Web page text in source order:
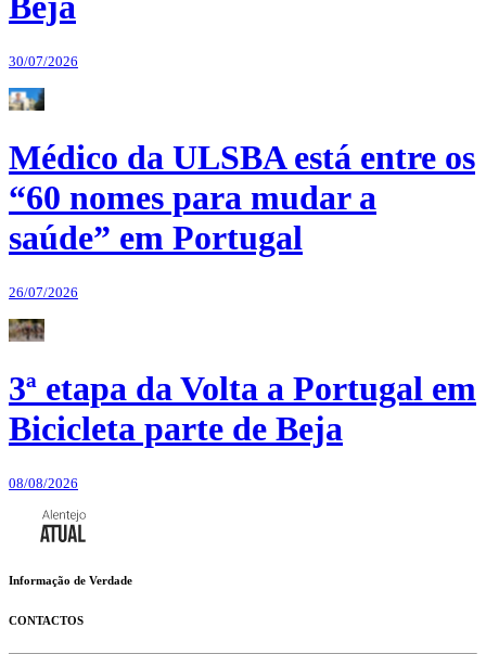
30/07/2026
Médico da ULSBA está entre os
“60 nomes para mudar a
saúde” em Portugal
26/07/2026
3ª etapa da Volta a Portugal em
Bicicleta parte de Beja
08/08/2026
Informação de Verdade
CONTACTOS